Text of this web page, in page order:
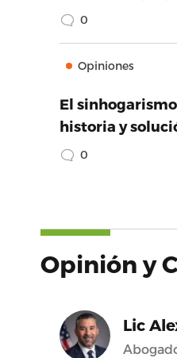
0
Opiniones
El
historia y
0
Opinión y
Lic